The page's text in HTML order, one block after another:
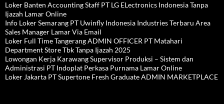
Loker Banten Accounting Staff PT LG ELectronics Indonesia Tanpa
Ijazah Lamar Online
Info Loker Semarang PT Uwinfly Indonesia Industries Terbaru Area
Sales Manager Lamar Via Email
Loker Full Time Tangerang ADMIN OFFICER PT Matahari
Department Store Tbk Tanpa Ijazah 2025
Lowongan Kerja Karawang Supervisor Produksi – Sistem dan
Administrasi PT Indoplat Perkasa Purnama Lamar Online
Loker Jakarta PT Supertone Fresh Graduate ADMIN MARKETPLACE